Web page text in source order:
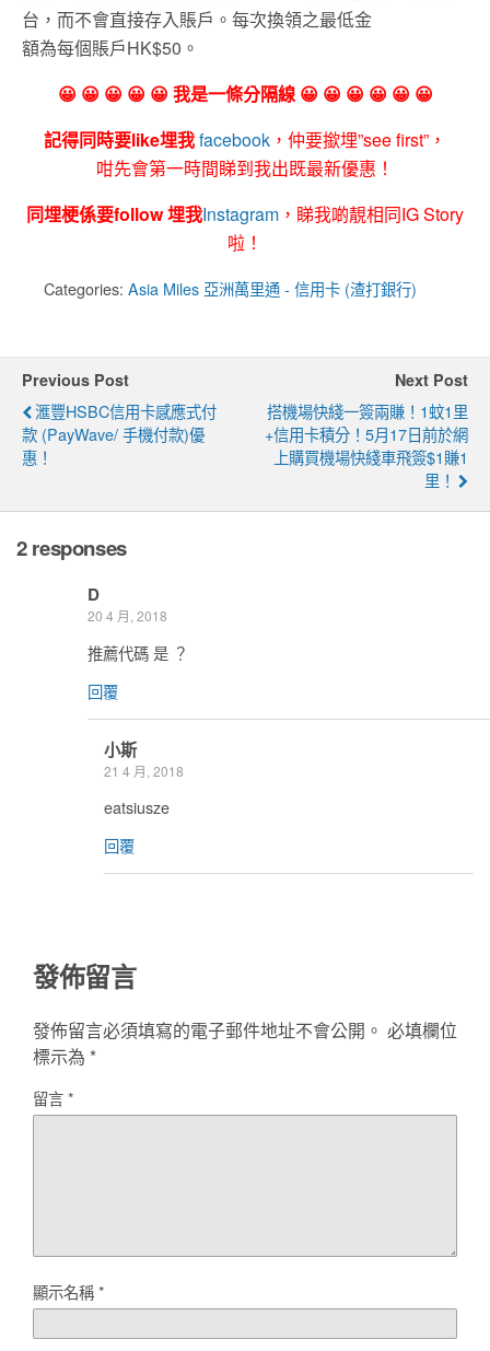
台，而不會直接存入賬戶。每次換領之最低金
額為每個賬戶HK$50。
😀 😀 😀 😀 😀 我是一條分隔線 😀 😀 😀 😀 😀 😀
記得同時要like埋我facebook ，仲要撳埋”see first”，
咁先會第一時間睇到我出既最新優惠！
同埋梗係要follow 埋我Instagram ，睇我啲靚相同IG Story
啦！
Categories: Asia Miles 亞洲萬里通 - 信用卡 (渣打銀行)
Previous Post
滙豐HSBC信用卡感應式付
款 (payWave/ 手機付款)優
惠！
Next Post
搭機場快綫一簽兩賺！1蚊1里
+信用卡積分！5月17日前於網
上購買機場快綫車飛簽$1賺1
里！
2 responses
D
20 4 月, 2018
推薦代碼 是 ？
回覆
小斯
21 4 月, 2018
eatsiusze
回覆
發佈留言
發佈留言必須填寫的電子郵件地址不會公開。 必填欄位
標示為 *
留言*
顯示名稱*